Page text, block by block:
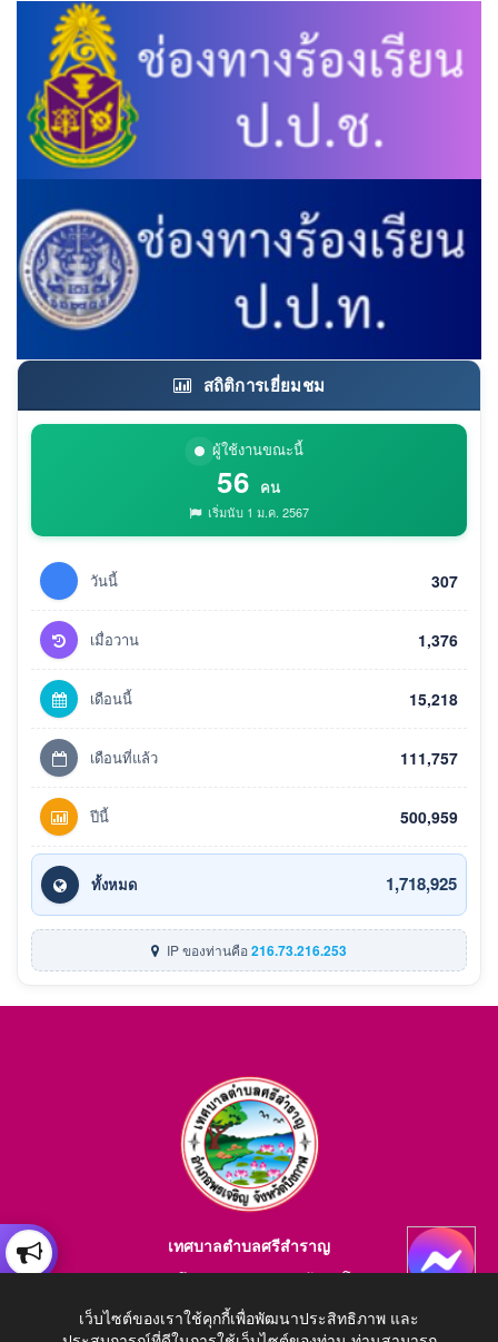
สถิติการเยี่ยมชม
ผู้ใช้งานขณะนี้
56 คน
เริ่มนับ 1 ม.ค. 2567
วันนี้ 307
เมื่อวาน 1,376
เดือนนี้ 15,218
เดือนที่แล้ว 111,757
ปีนี้ 500,959
ทั้งหมด 1,718,925
IP ของท่านคือ216.73.216.253
เทศบาลตำบลศรีสำราญ
E-mail : saraban_05380203@dla.go.th
เว็บไซต์ของเราใช้คุกกี้เพื่อพัฒนาประสิทธิภาพ และ